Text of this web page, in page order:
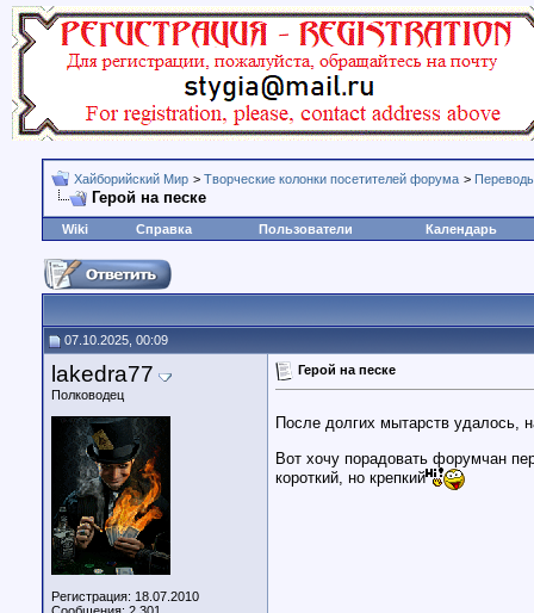
Хайборийский Мир > Творческие колонки посетителей форума >
Герой на песке
Wiki Справка Пользователи Календарь
07.10.2025, 00:09
lakedra77
Полководец
Регистрация: 18.07.2010
Герой на песке
После долгих мытарств удалось,
Вот хочу порадовать форумчан
короткий, но крепкий